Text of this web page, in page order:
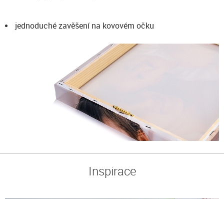
jednoduché zavěšení na kovovém očku
Inspirace